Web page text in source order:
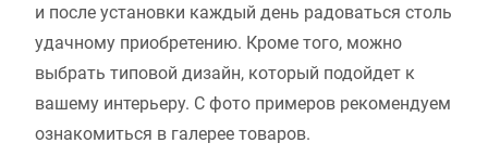
и после установки каждый день радоваться столь
удачному приобретению. Кроме того, можно
выбрать типовой дизайн, который подойдет к
вашему интерьеру. С фото примеров рекомендуем
ознакомиться в галерее товаров.